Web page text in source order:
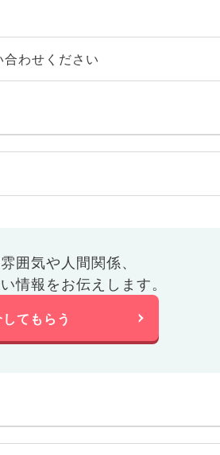
わせください
囲気や人間関係、
情報をお伝えします。
てもらう